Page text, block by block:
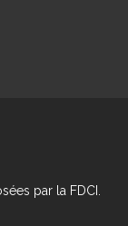
par la FDCI.